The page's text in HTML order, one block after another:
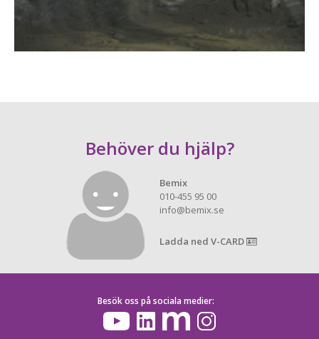
Behöver du hjälp?
Bemix
010-455 95 00
info@bemix.se
Ladda ned V-CARD
Besök oss på sociala medier: